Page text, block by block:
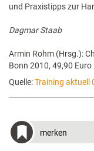
und Praxistipps zur
Dagmar Staab
Armin Rohm (Hrsg.):
Bonn 2010, 49,90 Euro
Quelle:Training aktuell
merken